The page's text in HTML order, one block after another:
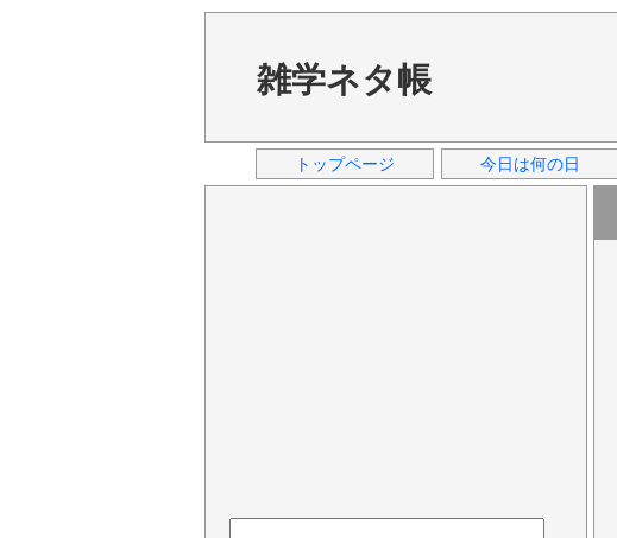
雑学ネタ帳
トップページ 今日は何の日